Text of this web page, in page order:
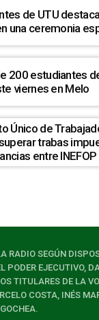
de UTU
una ceremonia
200 estudiantes
viernes en Melo
Único de
trabas
entre
de Cuidados
RADIO SEGÚN
PODER EJECUTIVO,
TITULARES DE LA
COSTA, INÉS